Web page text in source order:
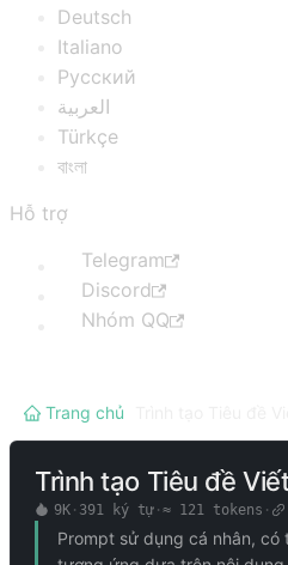
Deutsch
Italiano
Русский
العربية
Türkçe
বাংলা
Hỗ trợ
Telegram
Discord
Nhóm QQ
Trang chủ
Trình tạo Tiêu đề
9K· 391 ký tự· ≈ 121tokens ·
Prompt sử dụng cá nhân,